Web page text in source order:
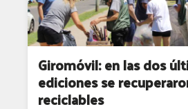
Giromóvil: en las dos
ediciones se
reciclables